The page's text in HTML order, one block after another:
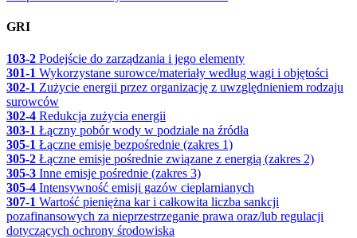
GRI
103-2 Podejście do zarządzania i jego elementy
301-1 Wykorzystane surowce/materiały według wagi i objętości
302-1 Zużycie energii przez organizację z uwzględnieniem rodzaju
surowców
302-4 Redukcja zużycia energii
303-1 Łączny pobór wody w podziale na źródła
305-1 Łączne emisje bezpośrednie (zakres 1)
305-2 Łączne emisje pośrednie związane z energią (zakres 2)
305-3 Inne emisje pośrednie (zakres 3)
305-4 Intensywność emisji gazów cieplarnianych
307-1 Wartość pieniężna kar i całkowita liczba sankcji
pozafinansowych za nieprzestrzeganie prawa oraz/lub regulacji
dotyczących ochrony środowiska